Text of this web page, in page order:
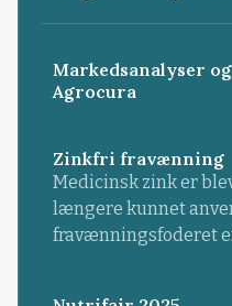
Markedsanalyser
Agrocura
Zinkfri fravænning
Medicinsk zink er
længere kunnet
fravænningsfoderet